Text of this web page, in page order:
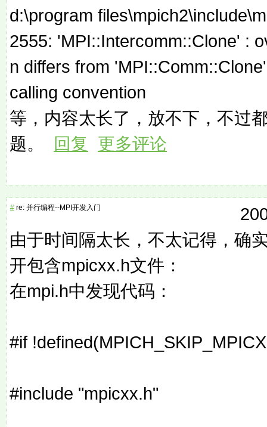
d:\program
2555: 'MPI::Intercomm::Clone' :
n differs from
calling convention
等，内容太长了，放不下，不过
题。 回复 更多评论
# re: 并行编程--MPI开发入门
由于时间隔太长，不太记得，确
开包含mpicxx.h文件：
在mpi.h中发现代码：
#if
#include "mpicxx.h"